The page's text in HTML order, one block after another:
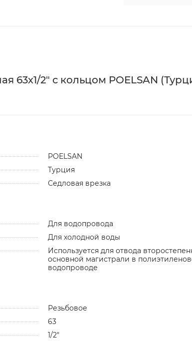
63х1/2" с кольцом POELSAN
POELSAN
Турция
Седловая врезка
Для водопровода
Для холодной воды
Используется для отвода
основной магистрали в
водопроводе
Резьбовое
63
1/2"